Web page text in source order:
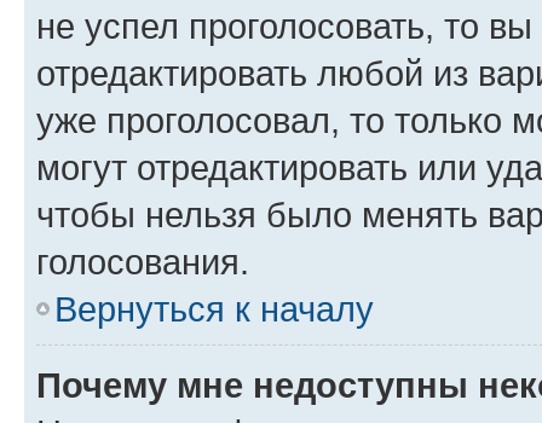
не успел проголосовать, то
отредактировать любой из
уже проголосовал, то только
могут отредактировать или
чтобы нельзя было менять
голосования.
Вернуться к началу
Почему мне недоступны